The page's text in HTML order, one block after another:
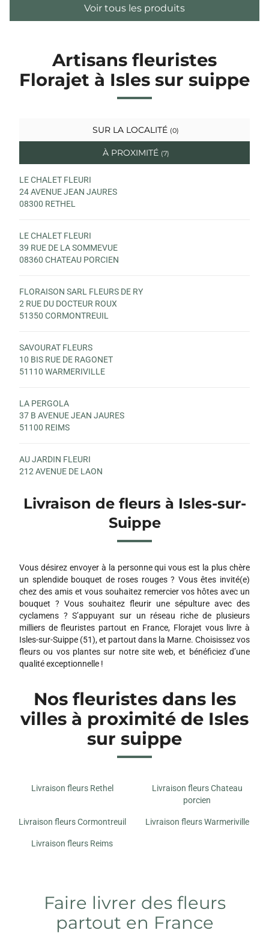
Voir tous les produits
Artisans fleuristes
Florajet à Isles sur suippe
SUR LA LOCALITÉ (0)
À PROXIMITÉ (7)
LE CHALET FLEURI
24 AVENUE JEAN JAURES
08300 RETHEL
LE CHALET FLEURI
39 RUE DE LA SOMMEVUE
08360 CHATEAU PORCIEN
FLORAISON SARL FLEURS DE RY
2 RUE DU DOCTEUR ROUX
51350 CORMONTREUIL
SAVOURAT FLEURS
10 BIS RUE DE RAGONET
51110 WARMERIVILLE
LA PERGOLA
37 B AVENUE JEAN JAURES
51100 REIMS
AU JARDIN FLEURI
212 AVENUE DE LAON
Livraison de fleurs à Isles-sur-
Suippe
Vous désirez envoyer à la personne qui vous est la plus chère
un splendide bouquet de roses rouges ? Vous êtes invité(e)
chez des amis et vous souhaitez remercier vos hôtes avec un
bouquet ? Vous souhaitez fleurir une sépulture avec des
cyclamens ? S’appuyant sur un réseau riche de plusieurs
milliers de fleuristes partout en France, Florajet vous livre à
Isles-sur-Suippe (51), et partout dans la Marne. Choisissez vos
fleurs ou vos plantes sur notre site web, et bénéficiez d’une
qualité exceptionnelle !
Nos fleuristes dans les
villes à proximité de Isles
sur suippe
Livraison fleurs Rethel
Livraison fleurs Chateau
porcien
Livraison fleurs Cormontreuil Livraison fleurs Warmeriville
Livraison fleurs Reims
Faire livrer des fleurs
partout en France